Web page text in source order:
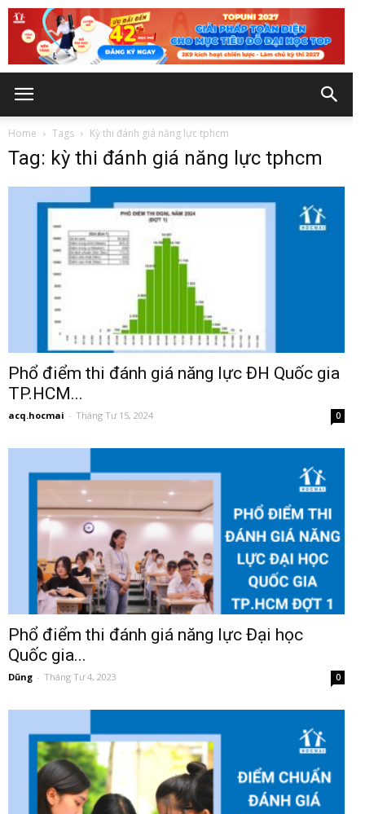
Home Tags Kỳ thi đánh giá năng lực tphcm
Tag: kỳ thi đánh giá năng lực tphcm
Phổ điểm thi đánh giá năng lực ĐH Quốc gia
TP.HCM...
acq.hocmai - Tháng Tư 15, 2024 0
Phổ điểm thi đánh giá năng lực Đại học
Quốc gia...
Dũng - Tháng Tư 4, 2023 0